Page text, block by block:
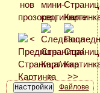
Файлове